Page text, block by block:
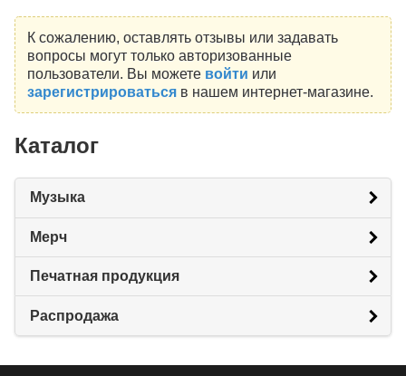
К сожалению, оставлять отзывы или задавать
вопросы могут только авторизованные
пользователи. Вы можете войти или
зарегистрироватьсяв нашем интернет-магазине.
Каталог
Музыка
Мерч
Печатная продукция
Распродажа